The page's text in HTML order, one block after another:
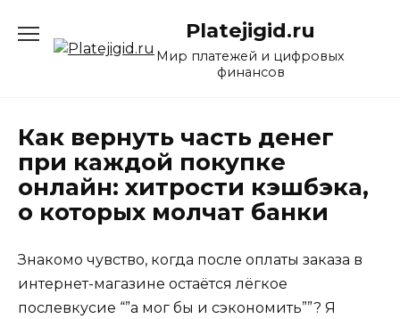
содержанию
Platejigid.ru
Мир платежей и цифровых
финансов
Как вернуть часть денег
при каждой покупке
онлайн: хитрости кэшбэка,
о которых молчат банки
Знакомо чувство, когда после оплаты заказа в
интернет-магазине остаётся лёгкое
послевкусие “”а мог бы и сэкономить””? Я